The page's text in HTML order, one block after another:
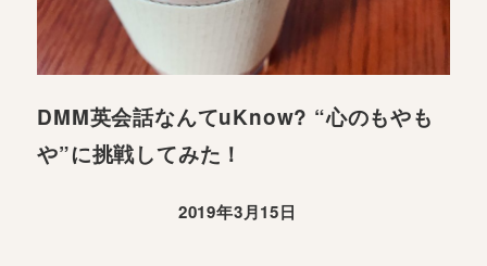
DMM英会話なんてuKnow? “心のもやも
や”に挑戦してみた！
2019年3月15日